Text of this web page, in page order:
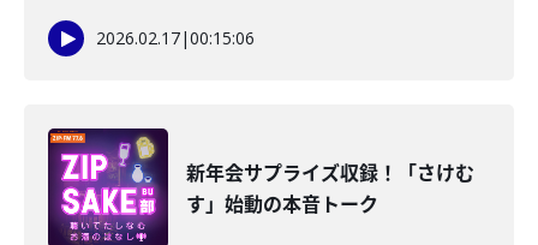
2026.02.17|00:15:06
新年会サプライズ収録！「さけむ
す」始動の本音トーク